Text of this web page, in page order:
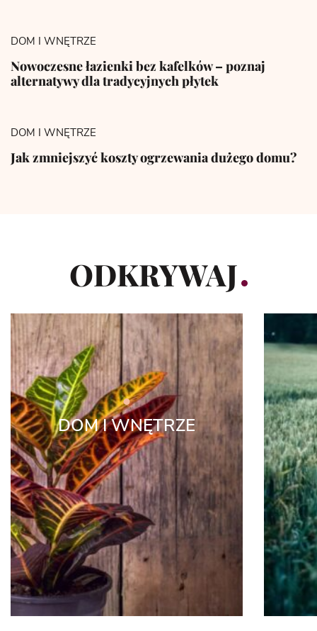
DOM I WNĘTRZE
Nowoczesne łazienki bez kafelków – poznaj
alternatywy dla tradycyjnych płytek
DOM I WNĘTRZE
Jak zmniejszyć koszty ogrzewania dużego domu?
ODKRYWAJ
DOM I WNĘTRZE